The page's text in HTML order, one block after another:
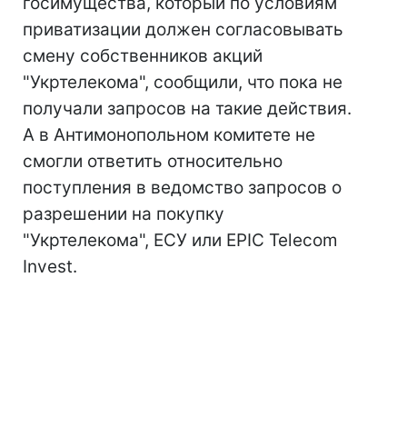
приватизации должен согласовывать
смену собственников акций
"Укртелекома", сообщили, что пока не
получали запросов на такие действия.
А в Антимонопольном комитете не
смогли ответить относительно
поступления в ведомство запросов о
разрешении на покупку
"Укртелекома", ЕСУ или EPIC Telecom
Invest.